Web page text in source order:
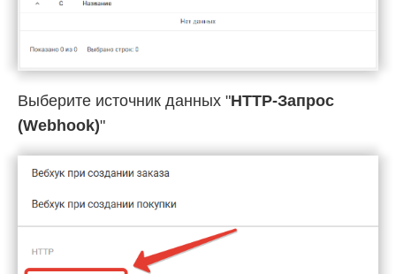
Выберите источник данных "HTTP-Запрос
(Webhook)"